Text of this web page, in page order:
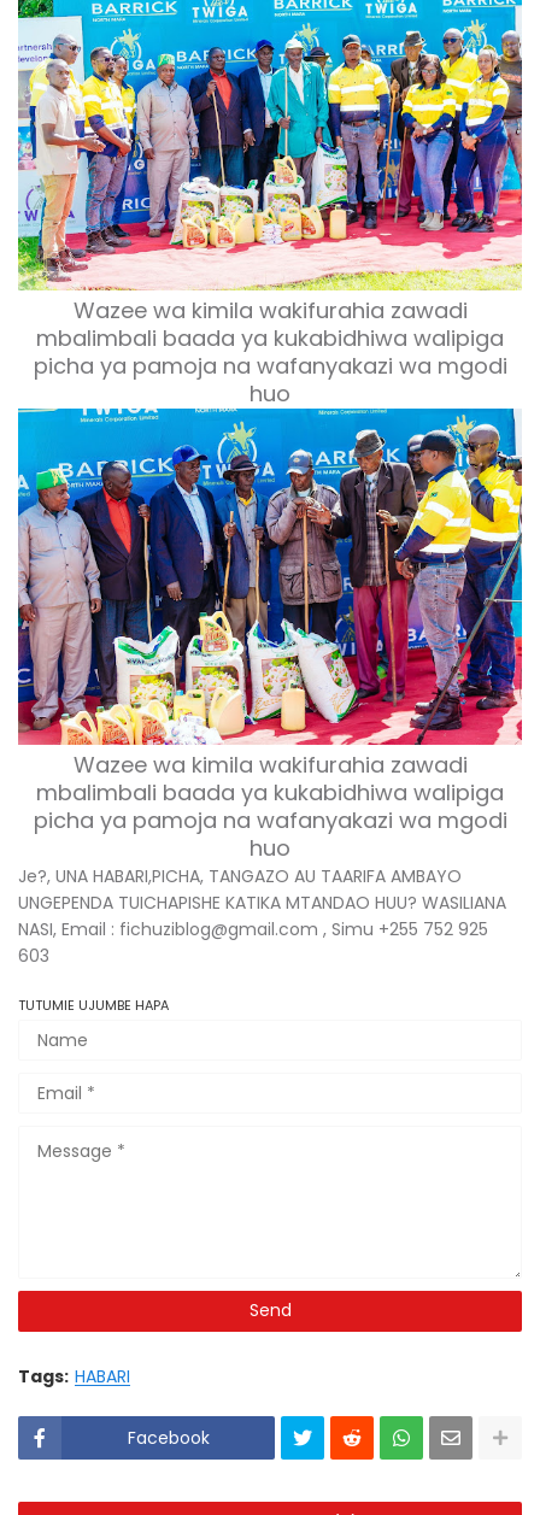
Wazee wa kimila wakifurahia zawadi
mbalimbali baada ya kukabidhiwa walipiga
picha ya pamoja na wafanyakazi wa mgodi
huo
Wazee wa kimila wakifurahia zawadi
mbalimbali baada ya kukabidhiwa walipiga
picha ya pamoja na wafanyakazi wa mgodi
huo
Je?, UNA HABARI,PICHA, TANGAZO AU TAARIFA AMBAYO
UNGEPENDA TUICHAPISHE KATIKA MTANDAO HUU? WASILIANA
NASI, Email : fichuziblog@gmail.com , Simu +255 752 925
603
TUTUMIE UJUMBE HAPA
Tags: HABARI
Facebook